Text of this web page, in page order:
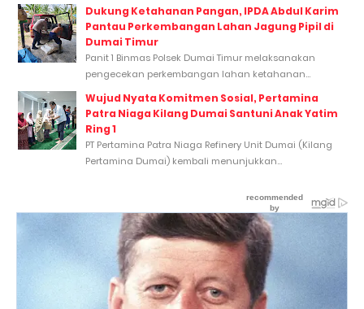
Dukung Ketahanan Pangan, IPDA Abdul Karim
Pantau Perkembangan Lahan Jagung Pipil di
Dumai Timur
Panit 1 Binmas Polsek Dumai Timur melaksanakan
pengecekan perkembangan lahan ketahanan...
Wujud Nyata Komitmen Sosial, Pertamina
Patra Niaga Kilang Dumai Santuni Anak Yatim
Ring 1
PT Pertamina Patra Niaga Refinery Unit Dumai (Kilang
Pertamina Dumai) kembali menunjukkan...